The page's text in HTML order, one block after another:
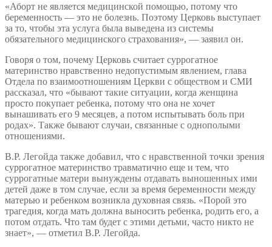
«Аборт не является медицинской помощью, потому что
беременность — это не болезнь. Поэтому Церковь выступает
за то, чтобы эта услуга была выведена из системы
обязательного медицинского страхования», — заявил он.
Говоря о том, почему Церковь считает суррогатное
материнство нравственно недопустимым явлением, глава
Отдела по взаимоотношениям Церкви с обществом и СМИ
рассказал, что «бывают такие ситуации, когда женщина
просто покупает ребенка, потому что она не хочет
вынашивать его 9 месяцев, а потом испытывать боль при
родах». Также бывают случаи, связанные с однополыми
отношениями.
В.Р. Легойда также добавил, что с нравственной точки зрения
суррогатное материнство травматично еще и тем, что
суррогатные матери вынуждены отдавать выношенных ими
детей даже в том случае, если за время беременности между
матерью и ребенком возникла духовная связь. «Порой это
трагедия, когда мать должна выносить ребенка, родить его, а
потом отдать. Что там будет с этими детьми, часто никто не
знает», — отметил В.Р. Легойда.